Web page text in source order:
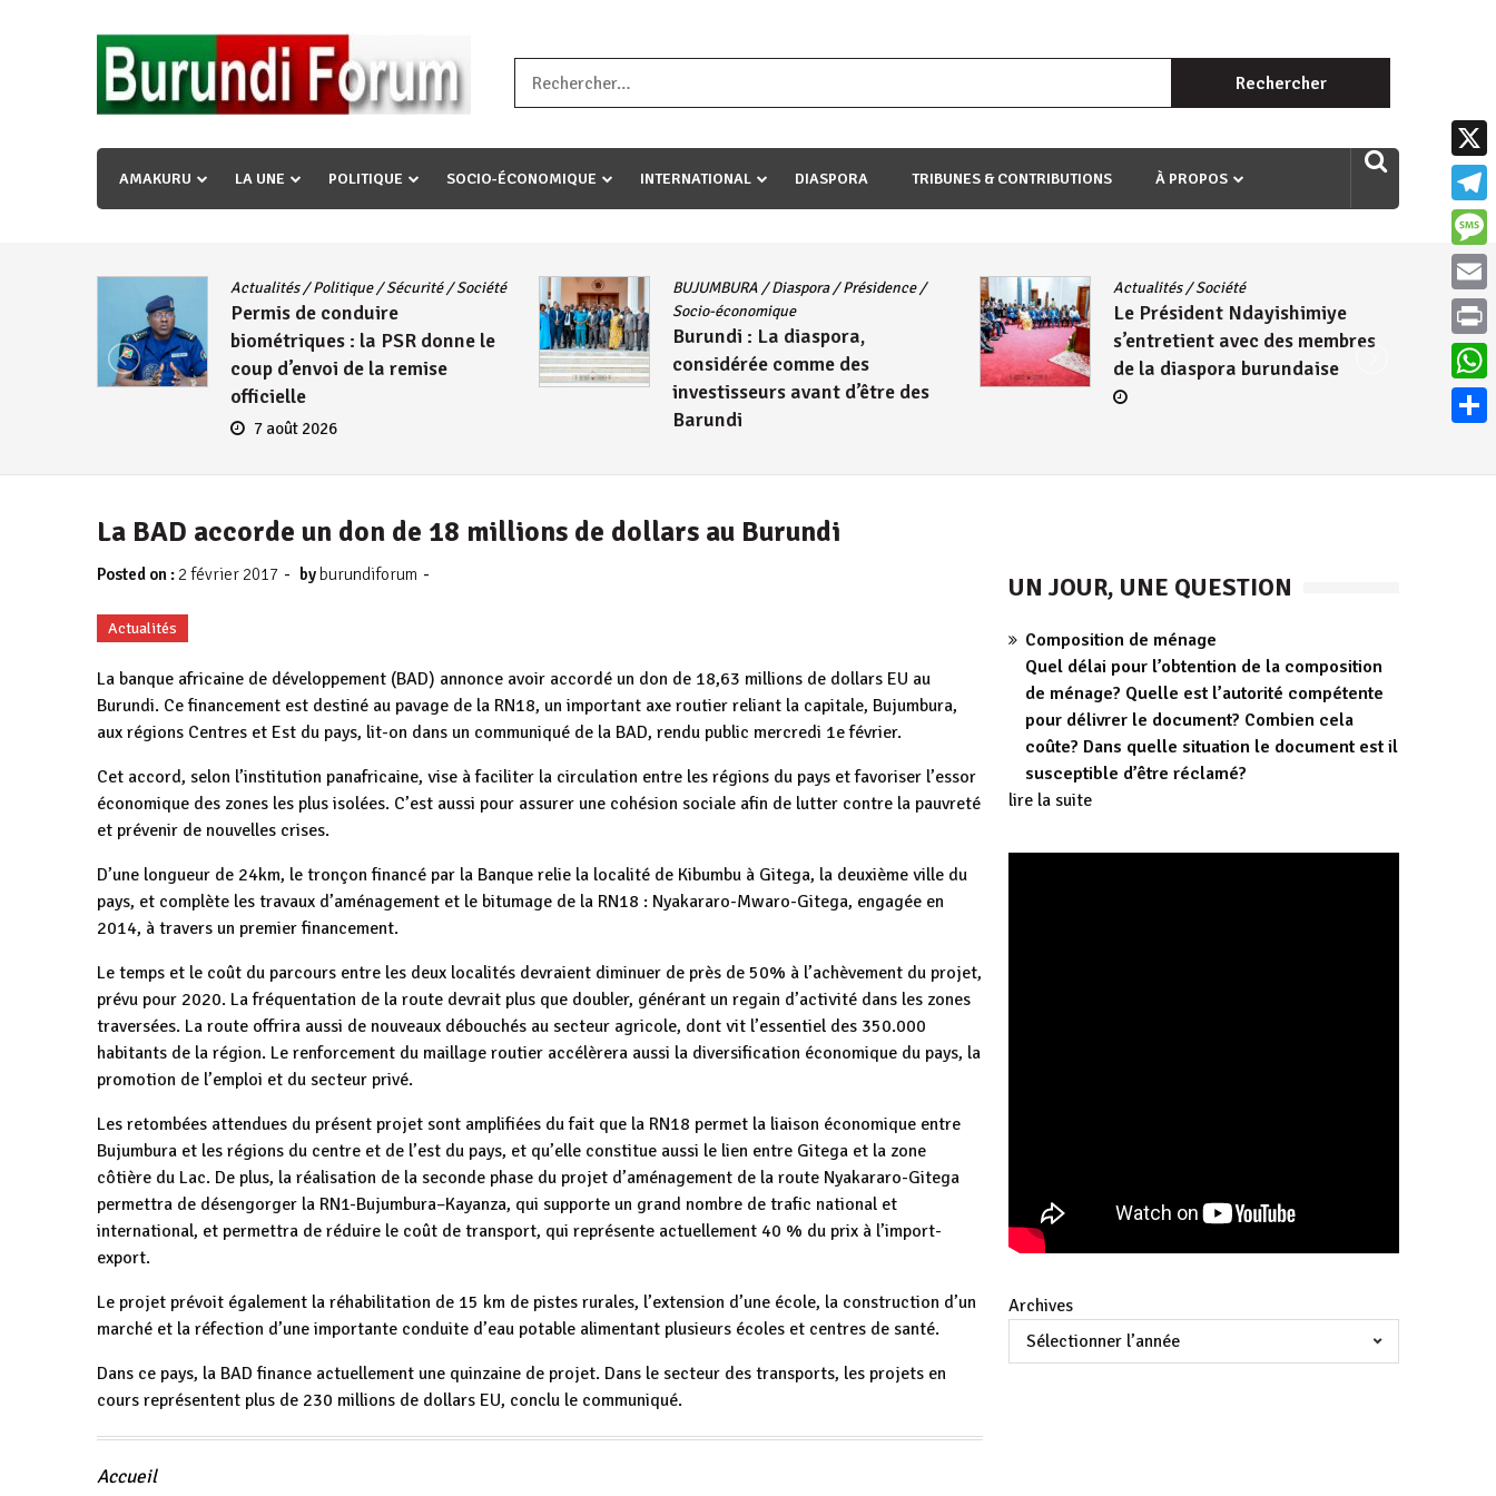
« Ingorane si ugupfa , ingorane ni ugupfa nabi ,gupfa ataco umariye umuryango wawe canke igihugu cakwibarutse .Wewe uri ngaha ndagusigiye iki kibazo : Uriko ukora iki kugira ngo
uzopfire neza umuryango n’igihugu cakwibarutse ? »
Rechercher :
AMAKURU LA UNE POLITIQUE SOCIO-ÉCONOMIQUE INTERNATIONAL DIASPORA TRIBUNES & CONTRIBUTIONS À PROPOS
Actualités/Politique/Sécurité/Société
Permis de conduire
biométriques : la PSR donne le
coup d’envoi de la remise
officielle
7 août 2026
BUJUMBURA/Diaspora/Présidence/
Socio-économique
Burundi : La diaspora,
considérée comme des
investisseurs avant d’être des
Barundi
Actualités/Société
Le Président Ndayishimiye
s’entretient avec des membres
de la diaspora burundaise
La BAD accorde un don de 18 millions de dollars au Burundi
Posted on : 2 février 2017 - by burundiforum -
Actualités
La banque africaine de développement (BAD) annonce avoir accordé un don de 18,63 millions de dollars EU au
Burundi. Ce financement est destiné au pavage de la RN18, un important axe routier reliant la capitale, Bujumbura,
aux régions Centres et Est du pays, lit-on dans un communiqué de la BAD, rendu public mercredi 1e février.
Cet accord, selon l’institution panafricaine, vise à faciliter la circulation entre les régions du pays et favoriser l’essor
économique des zones les plus isolées. C’est aussi pour assurer une cohésion sociale afin de lutter contre la pauvreté
et prévenir de nouvelles crises.
D’une longueur de 24km, le tronçon financé par la Banque relie la localité de Kibumbu à Gitega, la deuxième ville du
pays, et complète les travaux d’aménagement et le bitumage de la RN18 : Nyakararo-Mwaro-Gitega, engagée en
2014, à travers un premier financement.
Le temps et le coût du parcours entre les deux localités devraient diminuer de près de 50% à l’achèvement du projet,
prévu pour 2020. La fréquentation de la route devrait plus que doubler, générant un regain d’activité dans les zones
traversées. La route offrira aussi de nouveaux débouchés au secteur agricole, dont vit l’essentiel des 350.000
habitants de la région. Le renforcement du maillage routier accélèrera aussi la diversification économique du pays, la
promotion de l’emploi et du secteur privé.
Les retombées attendues du présent projet sont amplifiées du fait que la RN18 permet la liaison économique entre
Bujumbura et les régions du centre et de l’est du pays, et qu’elle constitue aussi le lien entre Gitega et la zone
côtière du Lac. De plus, la réalisation de la seconde phase du projet d’aménagement de la route Nyakararo-Gitega
permettra de désengorger la RN1-Bujumbura–Kayanza, qui supporte un grand nombre de trafic national et
international, et permettra de réduire le coût de transport, qui représente actuellement 40 % du prix à l’import-
export.
Le projet prévoit également la réhabilitation de 15 km de pistes rurales, l’extension d’une école, la construction d’un
marché et la réfection d’une importante conduite d’eau potable alimentant plusieurs écoles et centres de santé.
Dans ce pays, la BAD finance actuellement une quinzaine de projet. Dans le secteur des transports, les projets en
cours représentent plus de 230 millions de dollars EU, conclu le communiqué.
Accueil
UN JOUR, UNE QUESTION
Composition de ménage
Quel délai pour l’obtention de la composition
de ménage? Quelle est l’autorité compétente
pour délivrer le document? Combien cela
coûte? Dans quelle situation le document est il
susceptible d’être réclamé?
lire la suite
Archives
X
Email
Print